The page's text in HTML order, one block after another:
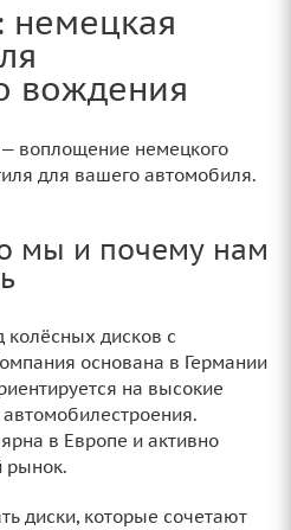
немецкая
вождения
воплощение немецкого
для вашего автомобиля.
мы и почему нам
дисков с
основана в Германии
на высокие
в Европе и активно
рынок.
диски, которые сочетают